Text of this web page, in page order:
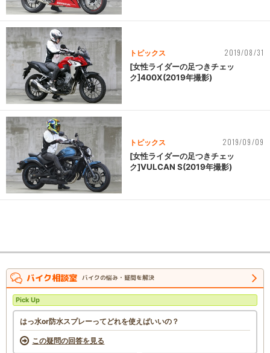
トピックス 2019/08/31
[女性ライダーの足つきチェッ
ク]400X(2019年撮影)
トピックス 2019/09/09
[女性ライダーの足つきチェッ
ク]VULCAN S(2019年撮影)
バイク相談室 バイクの悩み・疑問を解決
Pick Up
はっ水or防水スプレーってどれを使えばいいの？
この疑問の回答を見る